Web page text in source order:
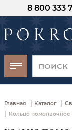
8 800 333
Главная | Каталог |
| Кольцо помолвочное
-30%
момента оплаты